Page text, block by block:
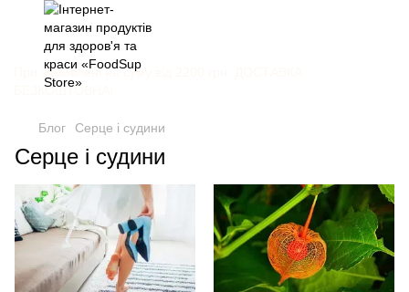
При замовлені на суму від 2200 грн. ДОСТАВКА
БЕЗКОШТОВНА!
Блог Серце і судини
Серце і судини